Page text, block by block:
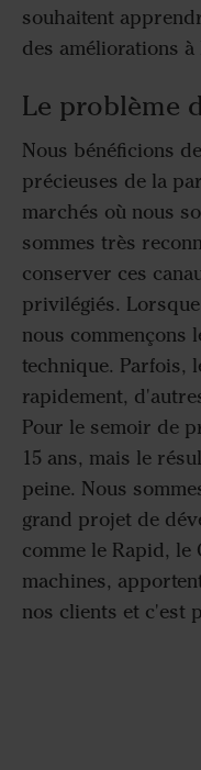
souhaitent
des améliorations
Le problème
Nous bénéficions
précieuses de la
marchés où nous
sommes très
conserver ces
privilégiés.
nous commençons
technique. Parfois,
rapidement,
Pour le semoir de
15 ans, mais le
peine. Nous
grand projet de
comme le Rapid,
machines,
nos clients et c'est